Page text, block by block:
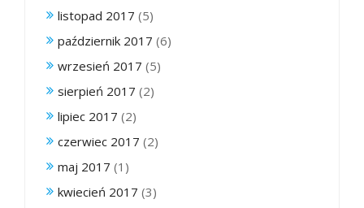
listopad 2017 (5)
październik 2017 (6)
wrzesień 2017 (5)
sierpień 2017 (2)
lipiec 2017 (2)
czerwiec 2017 (2)
maj 2017 (1)
kwiecień 2017 (3)